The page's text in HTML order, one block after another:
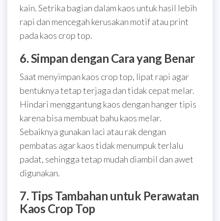
kain. Setrika bagian dalam kaos untuk hasil lebih
rapi dan mencegah kerusakan motif atau print
pada kaos crop top.
6. Simpan dengan Cara yang Benar
Saat menyimpan kaos crop top, lipat rapi agar
bentuknya tetap terjaga dan tidak cepat melar.
Hindari menggantung kaos dengan hanger tipis
karena bisa membuat bahu kaos melar.
Sebaiknya gunakan laci atau rak dengan
pembatas agar kaos tidak menumpuk terlalu
padat, sehingga tetap mudah diambil dan awet
digunakan.
7. Tips Tambahan untuk Perawatan
Kaos Crop Top